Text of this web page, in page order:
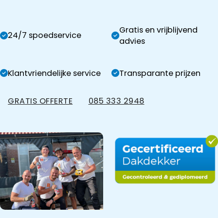
24/7 spoedservice
Gratis en vrijblijvend
advies
Klantvriendelijke service Transparante prijzen
GRATIS OFFERTE 085 333 2948